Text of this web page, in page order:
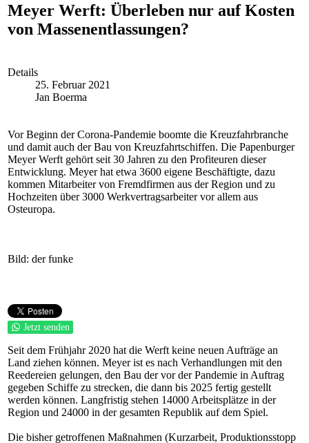
Meyer Werft: Überleben nur auf Kosten
von Massenentlassungen?
Details
25. Februar 2021
Jan Boerma
Vor Beginn der Corona-Pandemie boomte die Kreuzfahrbranche
und damit auch der Bau von Kreuzfahrtschiffen. Die Papenburger
Meyer Werft gehört seit 30 Jahren zu den Profiteuren dieser
Entwicklung. Meyer hat etwa 3600 eigene Beschäftigte, dazu
kommen Mitarbeiter von Fremdfirmen aus der Region und zu
Hochzeiten über 3000 Werkvertragsarbeiter vor allem aus
Osteuropa.
Bild: der funke
Jetzt senden
Seit dem Frühjahr 2020 hat die Werft keine neuen Aufträge an
Land ziehen können. Meyer ist es nach Verhandlungen mit den
Reedereien gelungen, den Bau der vor der Pandemie in Auftrag
gegeben Schiffe zu strecken, die dann bis 2025 fertig gestellt
werden können. Langfristig stehen 14000 Arbeitsplätze in der
Region und 24000 in der gesamten Republik auf dem Spiel.
Die bisher getroffenen Maßnahmen (Kurzarbeit, Produktionsstopp